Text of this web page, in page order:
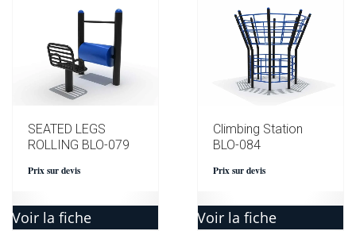
SEATED LEGS
ROLLING BLO-079
Prix sur devis
Voir la fiche
Climbing Station
BLO-084
Prix sur devis
Voir la fiche